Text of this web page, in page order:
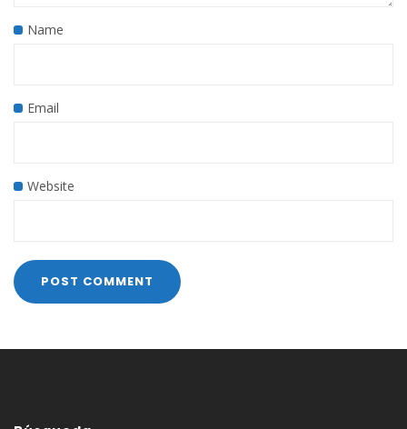
Name
Email
Website